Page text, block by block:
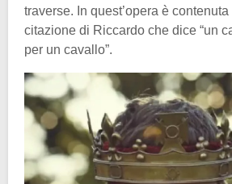
traverse. In quest’opera è
citazione di Riccardo che dice “un
per un cavallo”.